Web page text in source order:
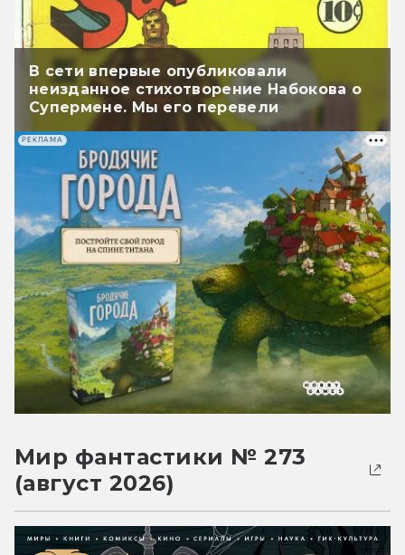
В сети впервые опубликовали
неизданное стихотворение Набокова о
Супермене. Мы его перевели
РЕКЛАМА
Мир фантастики № 273
(август 2026)